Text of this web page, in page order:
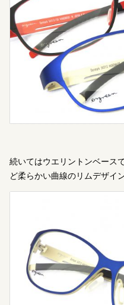
続いてはウエリントンベース
ど柔らかい曲線のリムデザイ